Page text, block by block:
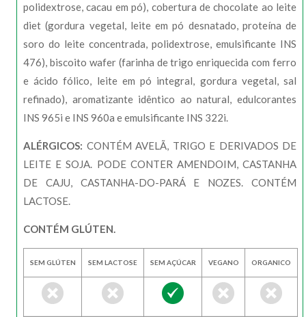
polidextrose, cacau em pó), cobertura de chocolate ao leite
diet (gordura vegetal, leite em pó desnatado, proteína de
soro do leite concentrada, polidextrose, emulsificante INS
476), biscoito wafer (farinha de trigo enriquecida com ferro
e ácido fólico, leite em pó integral, gordura vegetal, sal
refinado), aromatizante idêntico ao natural, edulcorantes
INS 965i e INS 960a e emulsificante INS 322i.
ALÉRGICOS: CONTÉM AVELÃ, TRIGO E DERIVADOS DE
LEITE E SOJA. PODE CONTER AMENDOIM, CASTANHA
DE CAJU, CASTANHA-DO-PARÁ E NOZES. CONTÉM
LACTOSE.
CONTÉM GLÚTEN.
SEM GLÚTEN SEM LACTOSE SEM AÇÚCAR VEGANO ORGANICO